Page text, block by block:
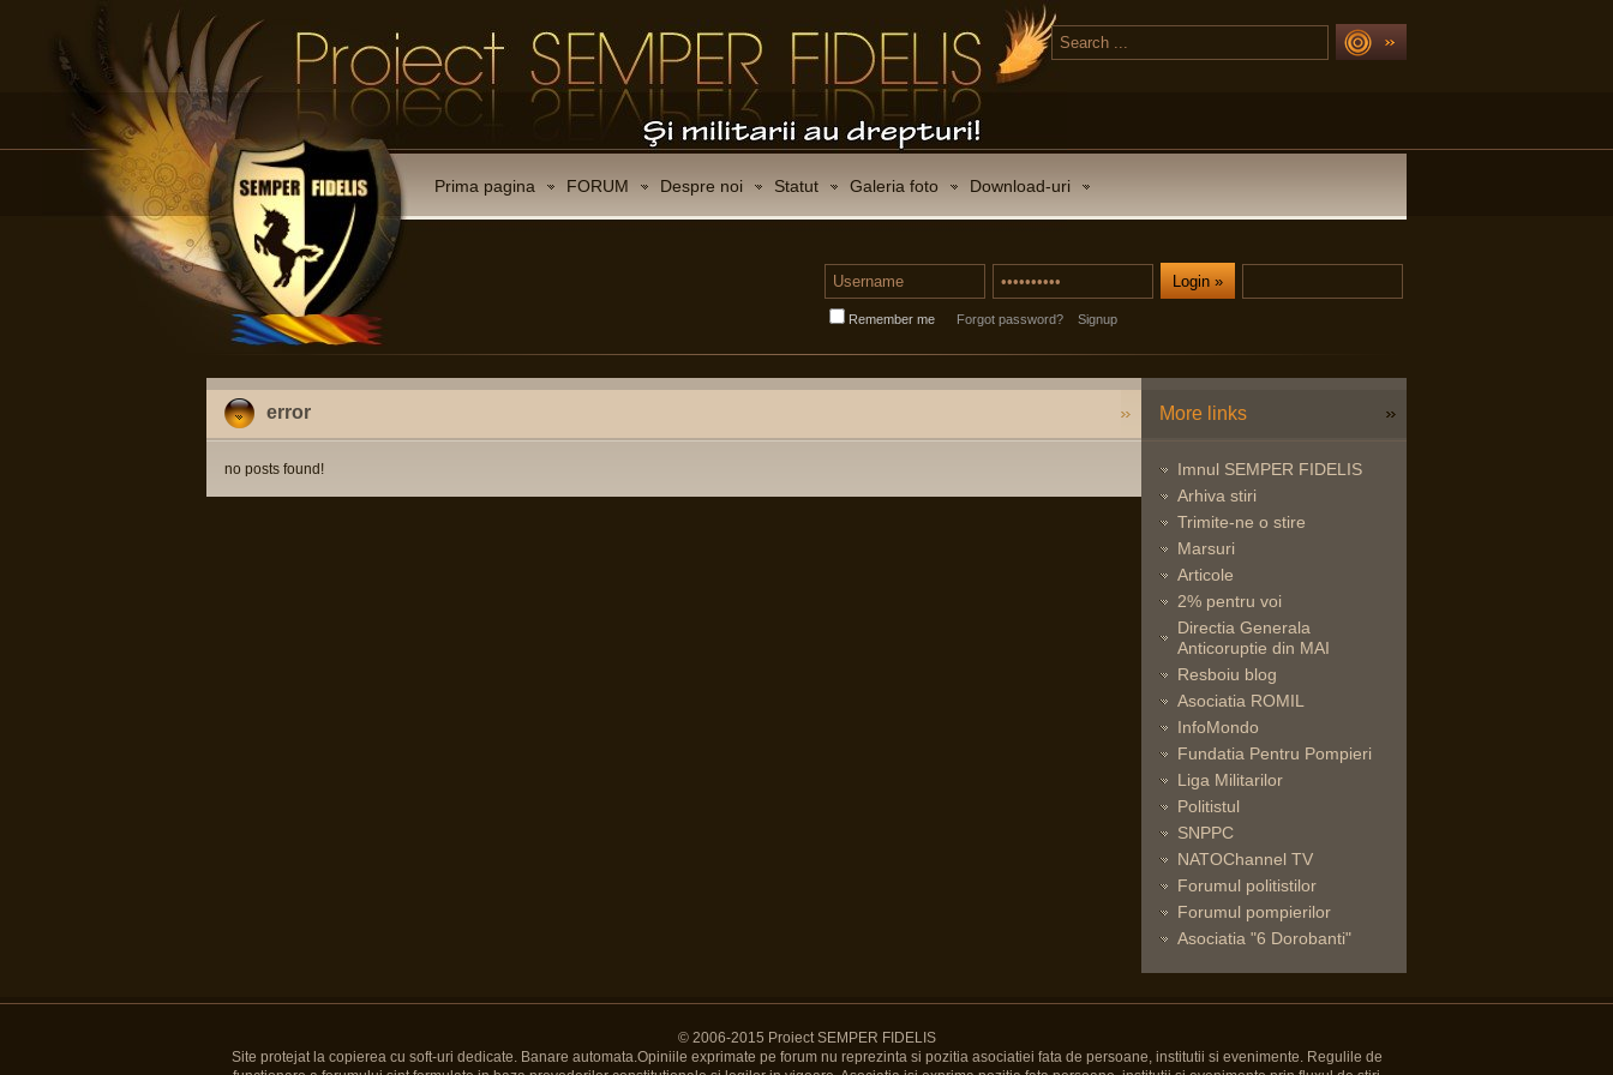
Prima pagina FORUM Despre noi Statut Galeria foto Download-uri
Remember me Forgot password? Signup
error
no posts found!
More links
Imnul SEMPER FIDELIS
Arhiva stiri
Trimite-ne o stire
Marsuri
Articole
2% pentru voi
Directia Generala
Anticoruptie din MAI
Resboiu blog
Asociatia ROMIL
InfoMondo
Fundatia Pentru Pompieri
Liga Militarilor
Politistul
SNPPC
NATOChannel TV
Forumul politistilor
Forumul pompierilor
Asociatia "6 Dorobanti"
© 2006-2015 Proiect SEMPER FIDELIS
Site protejat la copierea cu soft-uri dedicate. Banare automata.Opiniile exprimate pe forum nu reprezinta si pozitia asociatiei fata de persoane, institutii si evenimente. Regulile de